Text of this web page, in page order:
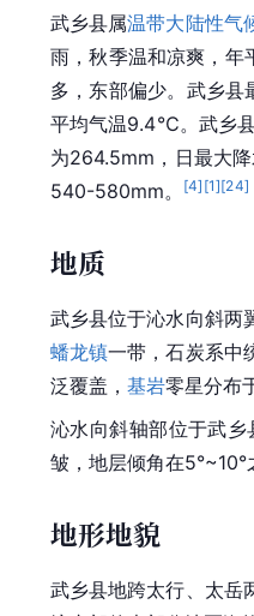
武乡县属温带大陆性气
雨，秋季温和凉爽，年
多，东部偏少。武乡
平均气温9.4℃。武乡
为264.5mm，日最大
540-580mm。
[4] [1][24]
地质
武乡县位于沁水向斜两
蟠龙镇一带，石炭系中
泛覆盖， 基岩零星分布
沁水向斜轴部位于武乡
皱，地层倾角在
地形地貌
武乡县地跨太行、太岳